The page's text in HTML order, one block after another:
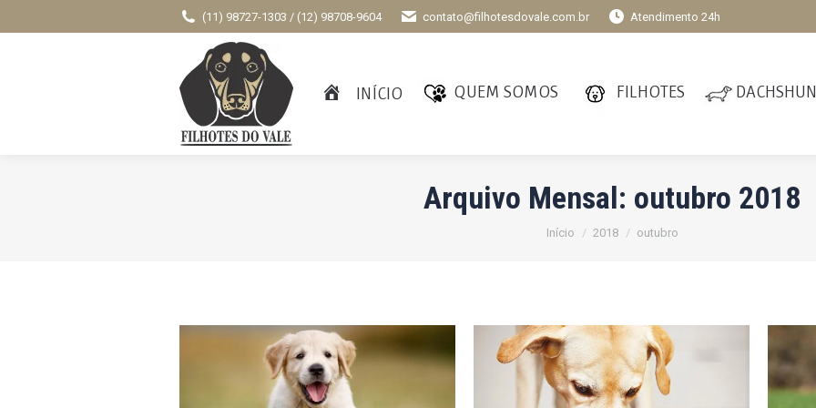
(11) 98727-1303 / (12) 98708-9604 contato@filhotesdovale.com.br Atendimento 24h
INÍCIO QUEM SOMOS FILHOTES
Arquivo Mensal: outubro 2018
Você está aqui:
Início 2018 outubro